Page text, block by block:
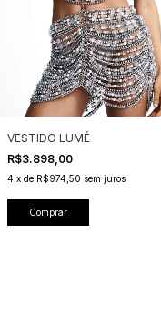
VESTIDO LUMÉ
R$3.898,00
4 x de R$974,50 sem juros
Comprar